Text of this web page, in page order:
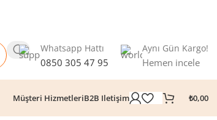
Whatsapp Hattı
0850 305 47 95
Aynı Gün Kargo!
Hemen incele
Müşteri HizmetleriB2B Iletişim ₺0,00